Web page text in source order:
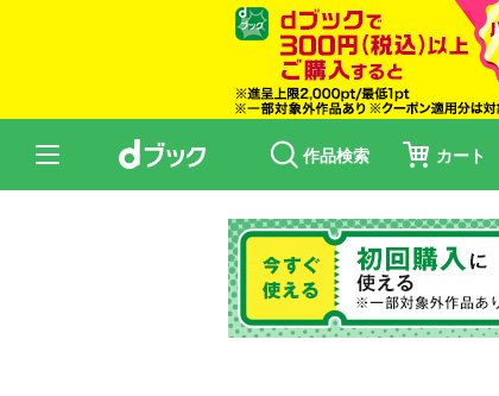
作品検索 カート